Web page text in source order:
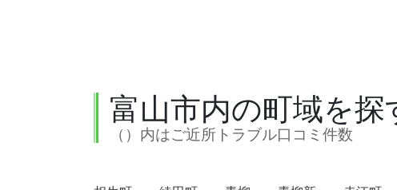
富山市内の町域を探
（）内はご近所トラブル口コミ件数